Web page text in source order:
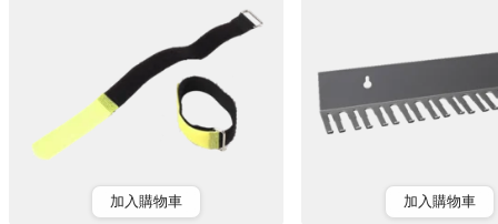
加入購物車 加入購物車